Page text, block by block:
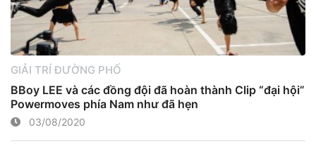
GIẢI TRÍ ĐƯỜNG PHỐ
BBoy LEE và các đồng đội đã hoàn thành Clip “đại hội”
Powermoves phía Nam như đã hẹn
03/08/2020